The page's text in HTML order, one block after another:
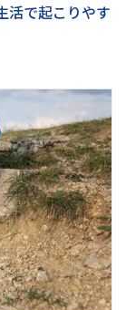
活で起こりやす